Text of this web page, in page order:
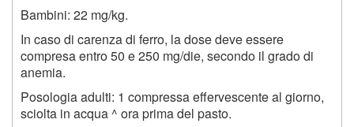
Bambini: 22 mg/kg.
In caso di carenza di ferro, la dose deve essere
compresa entro 50 e 250 mg/die, secondo il grado di
anemia.
Posologia adulti: 1 compressa effervescente al giorno,
sciolta in acqua ^ ora prima del pasto.